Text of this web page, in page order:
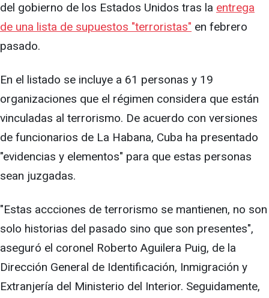
del gobierno de los Estados Unidos tras la entrega
de una lista de supuestos "terroristas" en febrero
pasado.
En el listado se incluye a 61 personas y 19
organizaciones que el régimen considera que están
vinculadas al terrorismo. De acuerdo con versiones
de funcionarios de La Habana, Cuba ha presentado
"evidencias y elementos" para que estas personas
sean juzgadas.
"Estas accciones de terrorismo se mantienen, no son
solo historias del pasado sino que son presentes",
aseguró el coronel Roberto Aguilera Puig, de la
Dirección General de Identificación, Inmigración y
Extranjería del Ministerio del Interior. Seguidamente,